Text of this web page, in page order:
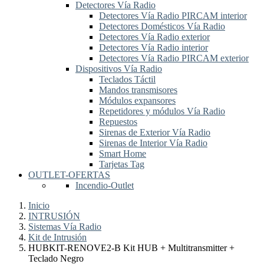
Detectores Vía Radio
Detectores Vía Radio PIRCAM interior
Detectores Domésticos Vía Radio
Detectores Vía Radio exterior
Detectores Vía Radio interior
Detectores Vía Radio PIRCAM exterior
Dispositivos Vía Radio
Teclados Táctil
Mandos transmisores
Módulos expansores
Repetidores y módulos Vía Radio
Repuestos
Sirenas de Exterior Vía Radio
Sirenas de Interior Vía Radio
Smart Home
Tarjetas Tag
OUTLET-OFERTAS
Incendio-Outlet
Inicio
INTRUSIÓN
Sistemas Vía Radio
Kit de Intrusión
HUBKIT-RENOVE2-B Kit HUB + Multitransmitter +
Teclado Negro